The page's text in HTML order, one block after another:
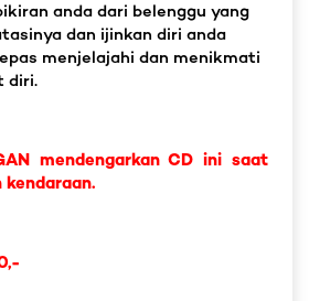
anda dari belenggu yang
dan ijinkan diri anda
menjelajahi dan menikmati
diri.
mendengarkan CD ini saat
kendaraan.